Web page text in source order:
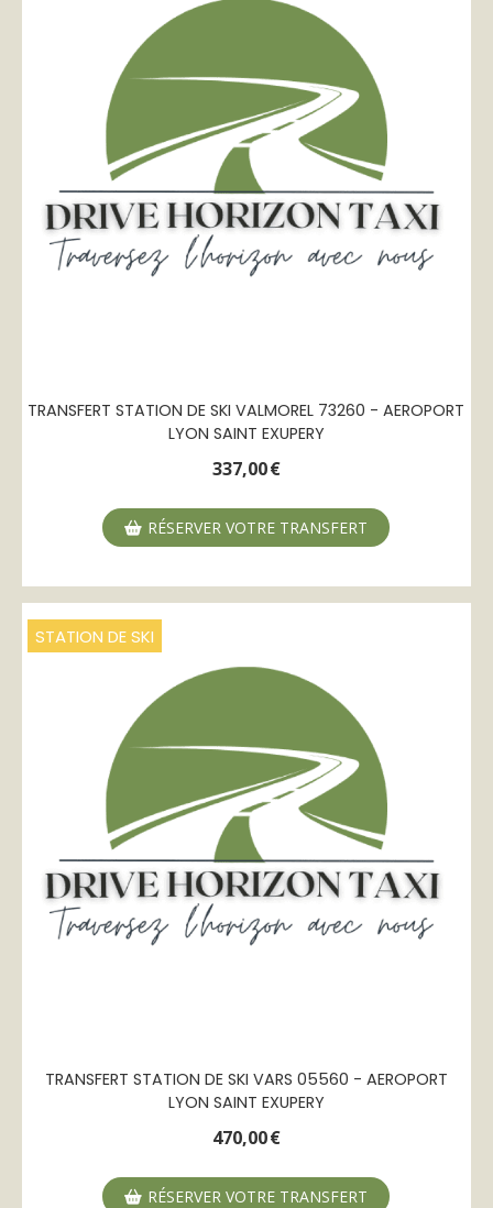
TRANSFERT STATION DE SKI VALMOREL 73260 - AEROPORT
LYON SAINT EXUPERY
337,00€
RÉSERVER VOTRE TRANSFERT
STATION DE SKI
TRANSFERT STATION DE SKI VARS 05560 - AEROPORT
LYON SAINT EXUPERY
470,00€
RÉSERVER VOTRE TRANSFERT